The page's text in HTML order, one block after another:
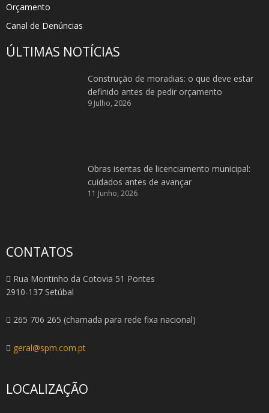
Orçamento
Canal de Denúncias
ÚLTIMAS NOTÍCIAS
Construção de moradias: o que deve estar
definido antes de pedir orçamento
9 Julho, 2026
Obras isentas de licenciamento municipal:
cuidados antes de avançar
11 Junho, 2026
CONTATOS
Rua Montinho da Cotovia 51 Pontes
2910-137 Setúbal
265 706 265 (chamada para rede fixa nacional)
geral@spm.com.pt
LOCALIZAÇÃO